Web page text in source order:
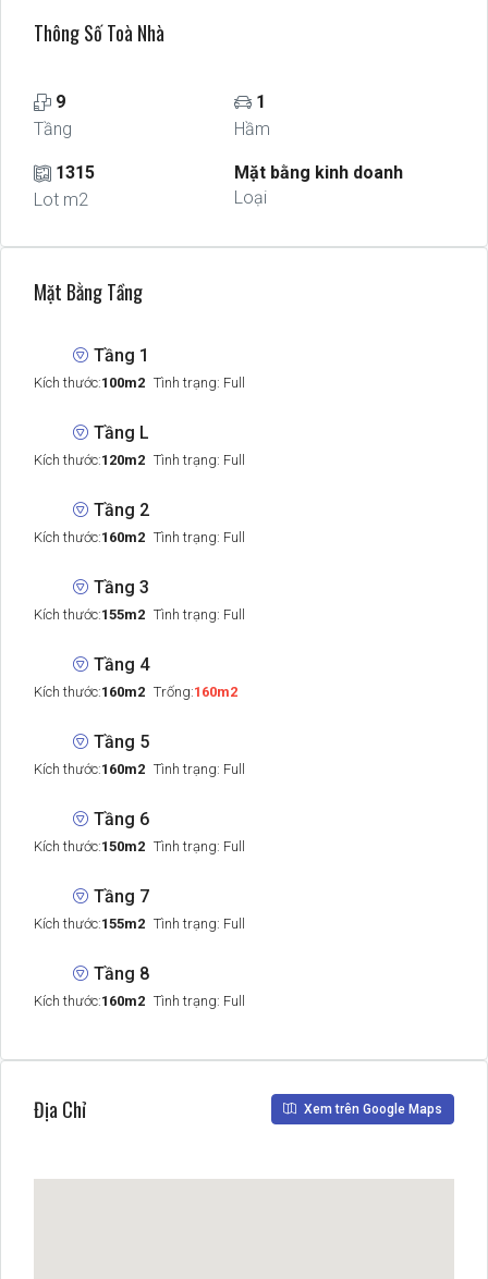
Thông Số Toà Nhà
9
Tầng
1
Hầm
1315
Lot m2
Mặt bằng kinh doanh
Loại
Mặt Bằng Tầng
Tầng 1
Kích thước:100m2 Tình trạng: Full
Tầng L
Kích thước:120m2 Tình trạng: Full
Tầng 2
Kích thước:160m2 Tình trạng: Full
Tầng 3
Kích thước:155m2 Tình trạng: Full
Tầng 4
Kích thước:160m2 Trống:160m2
Tầng 5
Kích thước:160m2 Tình trạng: Full
Tầng 6
Kích thước:150m2 Tình trạng: Full
Tầng 7
Kích thước:155m2 Tình trạng: Full
Tầng 8
Kích thước:160m2 Tình trạng: Full
Địa Chỉ Xem trên Google Maps